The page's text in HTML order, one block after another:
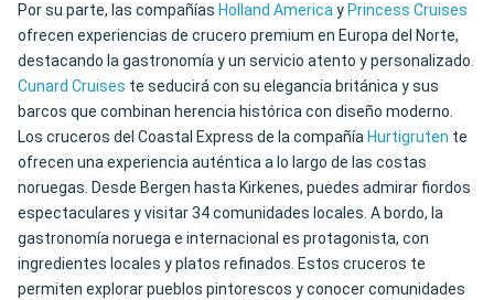
Por su parte, las compañías Holland Americay Princess Cruises
ofrecen experiencias de crucero premium en Europa del Norte,
destacando la gastronomía y un servicio atento y personalizado.
Cunard Cruises te seducirá con su elegancia británica y sus
barcos que combinan herencia histórica con diseño moderno.
Los cruceros del Coastal Express de la compañía Hurtigruten te
ofrecen una experiencia auténtica a lo largo de las costas
noruegas. Desde Bergen hasta Kirkenes, puedes admirar fiordos
espectaculares y visitar 34 comunidades locales. A bordo, la
gastronomía noruega e internacional es protagonista, con
ingredientes locales y platos refinados. Estos cruceros te
permiten explorar pueblos pintorescos y conocer comunidades